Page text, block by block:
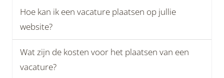
Hoe kan ik een vacature plaatsen op jullie
website?
Wat zijn de kosten voor het plaatsen van een
vacature?